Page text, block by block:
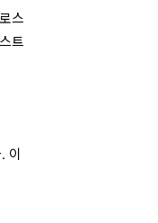
스
트
이